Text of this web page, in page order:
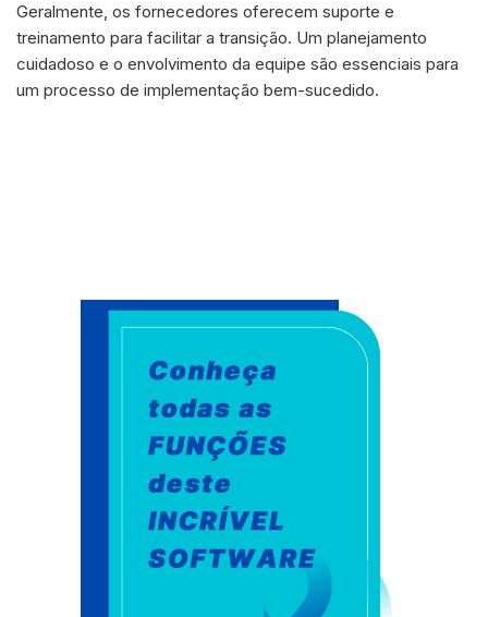
Geralmente, os fornecedores oferecem suporte e
treinamento para facilitar a transição. Um planejamento
cuidadoso e o envolvimento da equipe são essenciais para
um processo de implementação bem-sucedido.